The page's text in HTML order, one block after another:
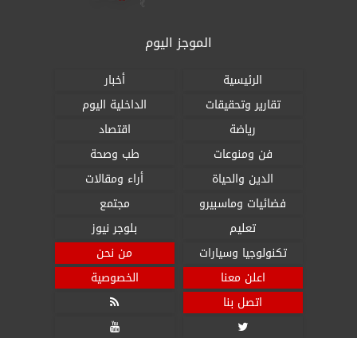
الموجز اليوم
الرئيسية
أخبار
تقارير وتحقيقات
الداخلية اليوم
رياضة
اقتصاد
فن ومنوعات
طب وصحة
الدين والحياة
أراء ومقالات
فضائيات وماسبيرو
مجتمع
تعليم
بلوجر نيوز
تكنولوجيا وسيارات
من نحن
اعلن معنا
الخصوصية
اتصل بنا


